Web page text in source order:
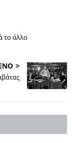
το άλλο